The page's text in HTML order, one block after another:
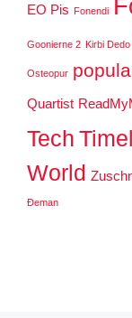
EO Pis Fonendi
Goonierne 2 Kirbi Dedo
Osteopur
Quartist
Tech
World
Đeman